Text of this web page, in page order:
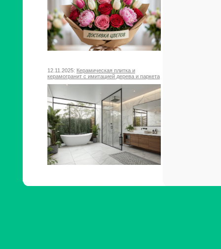
12.11.2025: Керамическая плитка и
керамогранит с имитацией дерева и паркета